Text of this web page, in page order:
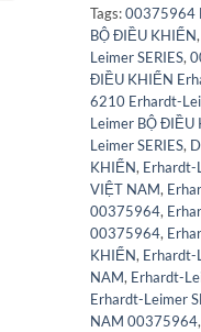
Tags:00375964
BỘ ĐIỀU KHIỂN,
Leimer SERIES,
ĐIỀU KHIỂN
6210 Erhardt-
Leimer BỘ ĐIỀU
Leimer SERIES,
KHIỂN, Erhardt-
VIỆT NAM,
00375964,
00375964,
KHIỂN, Erhardt-
NAM, Erhardt-
Erhardt-Leimer
NAM 00375964,